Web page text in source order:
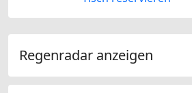
Regenradar anzeigen